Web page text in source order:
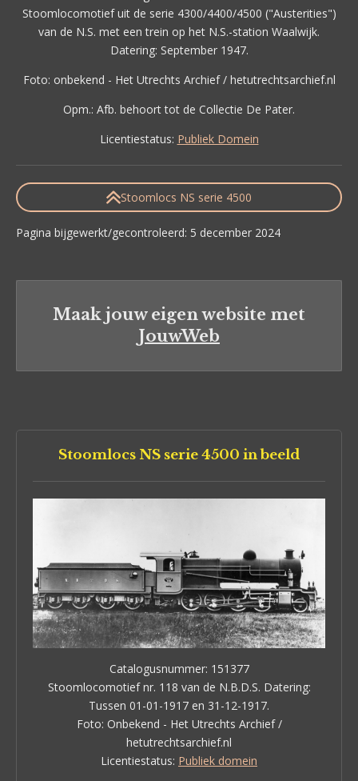
Stoomlocomotief uit de serie 4300/4400/4500 ("Austerities")
van de N.S. met een trein op het N.S.-station Waalwijk.
Datering: September 1947.
Foto: onbekend - Het Utrechts Archief / hetutrechtsarchief.nl
Opm.: Afb. behoort tot de Collectie De Pater.
Licentiestatus: Publiek Domein
Stoomlocs NS serie 4500
Pagina bijgewerkt/gecontroleerd: 5 december 2024
Maak jouw eigen website met
JouwWeb
Stoomlocs NS serie 4500 in beeld
Catalogusnummer: 151377
Stoomlocomotief nr. 118 van de N.B.D.S. Datering:
Tussen 01-01-1917 en 31-12-1917.
Foto: Onbekend - Het Utrechts Archief /
hetutrechtsarchief.nl
Licentiestatus: Publiek domein